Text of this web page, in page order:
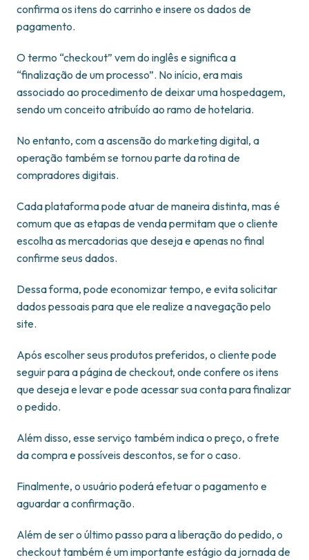
confirma os itens do carrinho e insere os dados de
pagamento.
O termo “checkout” vem do inglês e significa a
“finalização de um processo”. No início, era mais
associado ao procedimento de deixar uma hospedagem,
sendo um conceito atribuído ao ramo de hotelaria.
No entanto, com a ascensão do marketing digital, a
operação também se tornou parte da rotina de
compradores digitais.
Cada plataforma pode atuar de maneira distinta, mas é
comum que as etapas de venda permitam que o cliente
escolha as mercadorias que deseja e apenas no final
confirme seus dados.
Dessa forma, pode economizar tempo, e evita solicitar
dados pessoais para que ele realize a navegação pelo
site.
Após escolher seus produtos preferidos, o cliente pode
seguir para a página de checkout, onde confere os itens
que deseja e levar e pode acessar sua conta para finalizar
o pedido.
Além disso, esse serviço também indica o preço, o frete
da compra e possíveis descontos, se for o caso.
Finalmente, o usuário poderá efetuar o pagamento e
aguardar a confirmação.
Além de ser o último passo para a liberação do pedido, o
checkout também é um importante estágio da jornada de